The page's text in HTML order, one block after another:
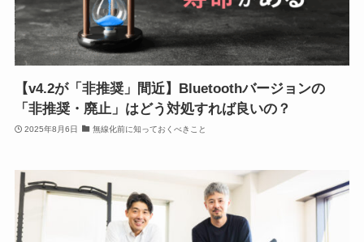
【v4.2が「非推奨」間近】Bluetoothバージョンの
「非推奨・廃止」はどう対処すれば良いの？
2025年8月6日 無線化前に知っておくべきこと